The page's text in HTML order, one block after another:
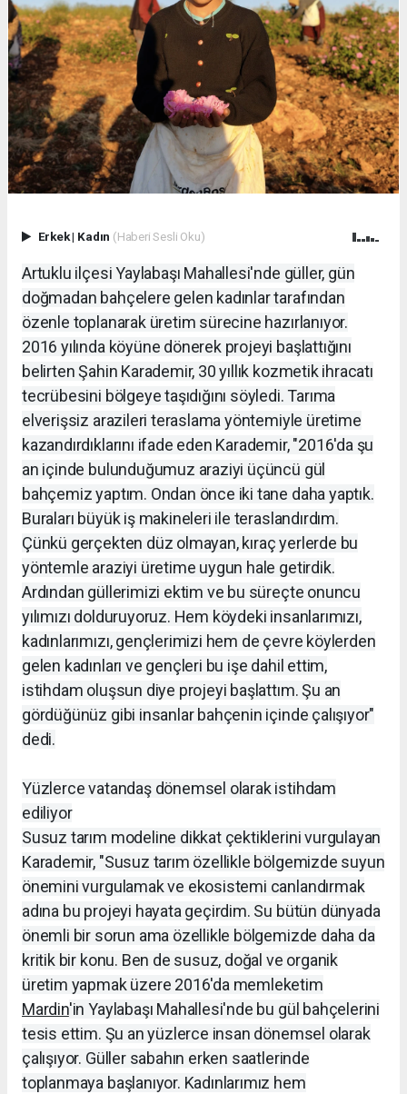
Erkek| Kadın (Haberi Sesli Oku)
Artuklu ilçesi Yaylabaşı Mahallesi'nde güller, gün
doğmadan bahçelere gelen kadınlar tarafından
özenle toplanarak üretim sürecine hazırlanıyor.
2016 yılında köyüne dönerek projeyi başlattığını
belirten Şahin Karademir, 30 yıllık kozmetik ihracatı
tecrübesini bölgeye taşıdığını söyledi. Tarıma
elverişsiz arazileri teraslama yöntemiyle üretime
kazandırdıklarını ifade eden Karademir, "2016'da şu
an içinde bulunduğumuz araziyi üçüncü gül
bahçemiz yaptım. Ondan önce iki tane daha yaptık.
Buraları büyük iş makineleri ile teraslandırdım.
Çünkü gerçekten düz olmayan, kıraç yerlerde bu
yöntemle araziyi üretime uygun hale getirdik.
Ardından güllerimizi ektim ve bu süreçte onuncu
yılımızı dolduruyoruz. Hem köydeki insanlarımızı,
kadınlarımızı, gençlerimizi hem de çevre köylerden
gelen kadınları ve gençleri bu işe dahil ettim,
istihdam oluşsun diye projeyi başlattım. Şu an
gördüğünüz gibi insanlar bahçenin içinde çalışıyor"
dedi.
Yüzlerce vatandaş dönemsel olarak istihdam
ediliyor
Susuz tarım modeline dikkat çektiklerini vurgulayan
Karademir, "Susuz tarım özellikle bölgemizde suyun
önemini vurgulamak ve ekosistemi canlandırmak
adına bu projeyi hayata geçirdim. Su bütün dünyada
önemli bir sorun ama özellikle bölgemizde daha da
kritik bir konu. Ben de susuz, doğal ve organik
üretim yapmak üzere 2016'da memleketim
Mardin'in Yaylabaşı Mahallesi'nde bu gül bahçelerini
tesis ettim. Şu an yüzlerce insan dönemsel olarak
çalışıyor. Güller sabahın erken saatlerinde
toplanmaya başlanıyor. Kadınlarımız hem